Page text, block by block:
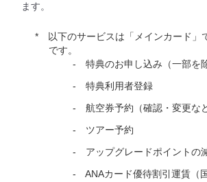
ます。
以下のサービスは「メインカード」
です。
特典のお申し込み（一部を
特典利用者登録
航空券予約（確認・変更な
ツアー予約
アップグレードポイントの
ANAカード優待割引運賃（